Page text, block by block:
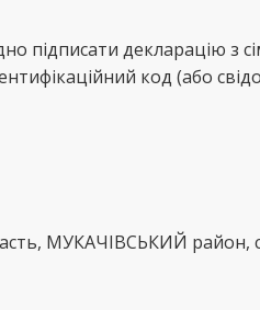
підписати декларацію
код (або
МУКАЧІВСЬКИЙ